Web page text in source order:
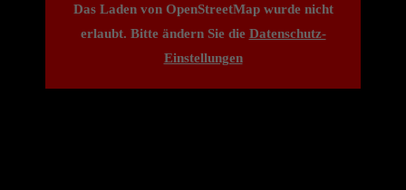
Das Laden von OpenStreetMap wurde nicht
erlaubt. Bitte ändern Sie die Datenschutz-
Einstellungen